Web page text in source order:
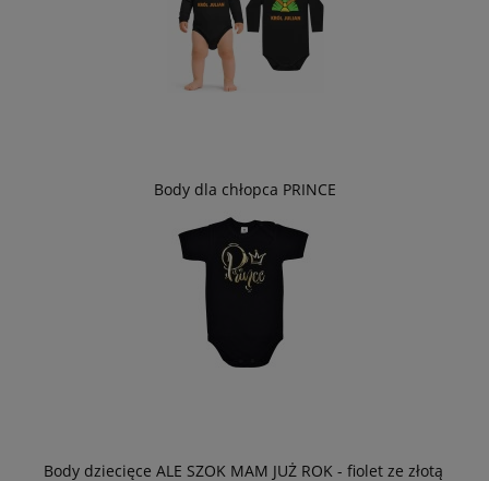
Body dla chłopca PRINCE
Body dziecięce ALE SZOK MAM JUŻ ROK - fiolet ze złotą